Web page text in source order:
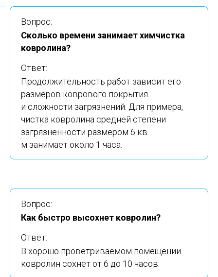
Вопрос:
Сколько времени занимает химчистка
ковролина?
Ответ:
Продолжительность работ зависит его
размеров коврового покрытия
и сложности загрязнений. Для примера,
чистка ковролина средней степени
загрязненности размером 6 кв.
м занимает около 1 часа.
Вопрос:
Как быстро высохнет ковролин?
Ответ:
В хорошо проветриваемом помещении
ковролин сохнет от 6 до 10 часов.